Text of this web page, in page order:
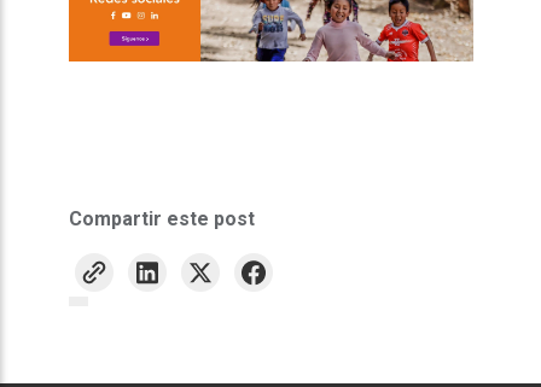
Compartir este post